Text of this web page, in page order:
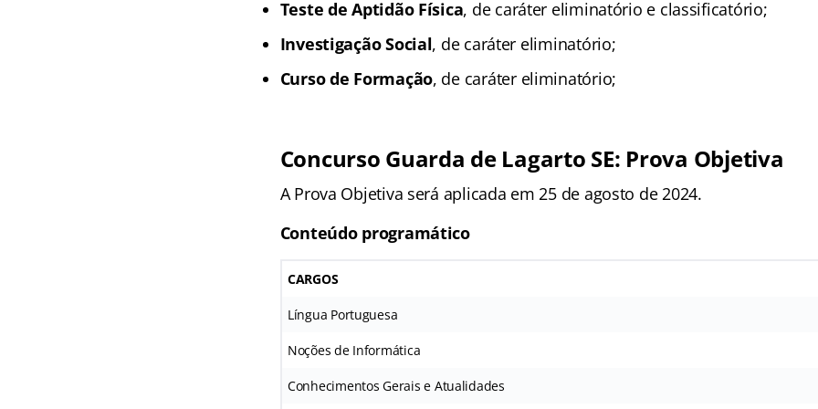
Teste de Aptidão Física, de caráter eliminatório e classificatório;
Investigação Social, de caráter eliminatório;
Curso de Formação, de caráter eliminatório;
Concurso Guarda de Lagarto SE: Prova Objetiva
A Prova Objetiva será aplicada em 25 de agosto de 2024.
Conteúdo programático
CARGOS
Língua Portuguesa
Noções de Informática
Conhecimentos Gerais e Atualidades